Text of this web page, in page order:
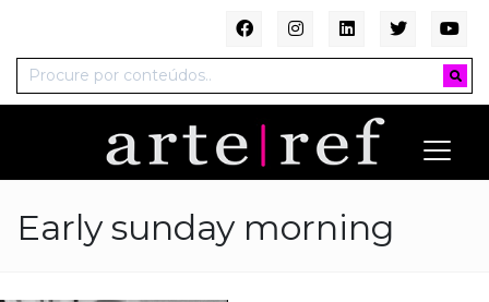
Early sunday morning